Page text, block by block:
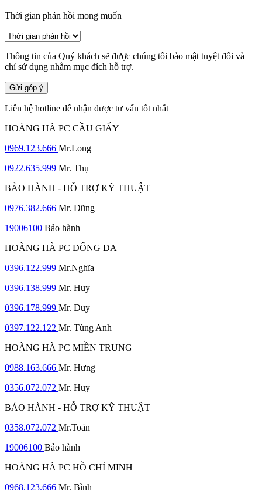
Thời gian phản hồi mong muốn
Thông tin của Quý khách sẽ được chúng tôi bảo mật tuyệt đối và
chỉ sử dụng nhằm mục đích hỗ trợ.
Gửi góp ý
Liên hệ hotline để nhận được tư vấn tốt nhất
HOÀNG HÀ PC CẦU GIẤY
0969.123.666 Mr.Long
0922.635.999 Mr. Thụ
BẢO HÀNH - HỖ TRỢ KỸ THUẬT
0976.382.666 Mr. Dũng
19006100 Bảo hành
HOÀNG HÀ PC ĐỐNG ĐA
0396.122.999 Mr.Nghĩa
0396.138.999 Mr. Huy
0396.178.999 Mr. Duy
0397.122.122 Mr. Tùng Anh
HOÀNG HÀ PC MIỀN TRUNG
0988.163.666 Mr. Hưng
0356.072.072 Mr. Huy
BẢO HÀNH - HỖ TRỢ KỸ THUẬT
0358.072.072 Mr.Toản
19006100 Bảo hành
HOÀNG HÀ PC HỒ CHÍ MINH
0968.123.666 Mr. Bình